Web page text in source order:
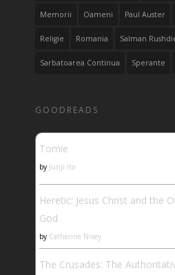
Memorii Oameni Paul Auster
Religie Romania Salman
Sarbatoarea Continua Sperante
GOODREADS
Tomie
by Junji Ito
Heretic: Jesus Christ and the
God
by Catherine Nixey
The Crusades: The